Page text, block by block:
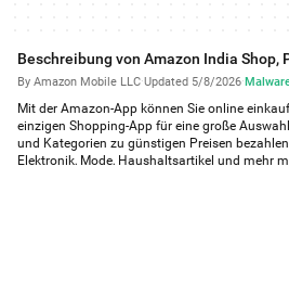
Beschreibung von Amazon India Shop,
By Amazon Mobile LLC·Updated 5/8/2026·
Mit der Amazon-App können Sie online
einzigen Shopping-App für eine große
und Kategorien zu günstigen Preisen
Elektronik, Mode, Haushaltsartikel und mehr
Bezahlen Sie Flüge, Rechnungen und